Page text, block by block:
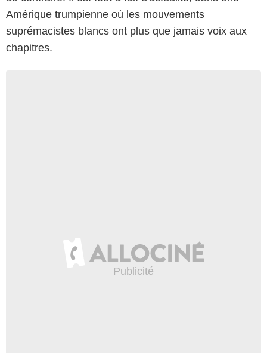
Amérique trumpienne où les mouvements
suprémacistes blancs ont plus que jamais voix aux
chapitres.